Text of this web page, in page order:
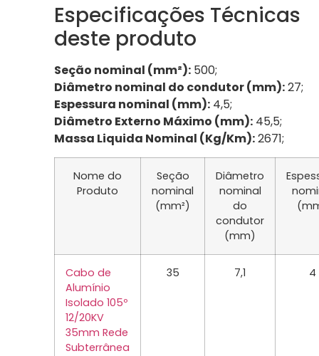
Especificações Técnicas
deste produto
Seção nominal (mm²): 500;
Diâmetro nominal do condutor (mm):27;
Espessura nominal (mm): 4,5;
Diâmetro Externo Máximo (mm): 45,5;
Massa Liquida Nominal (Kg/Km):2671;
Nome do
Produto
Seção
nominal
(mm²)
Diâmetro
nominal
do
condutor
(mm)
Cabo de
Alumínio
Isolado 105º
12/20KV
35mm Rede
Subterrânea
35 7,1 4